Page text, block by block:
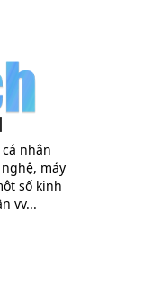
nhân
máy
số kinh
vv...